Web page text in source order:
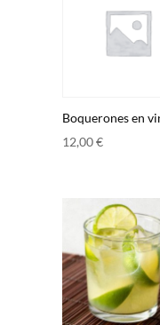
Boquerones en
12,00€